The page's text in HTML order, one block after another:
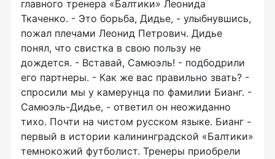
главного тренера «Балтики» Леонида
Ткаченко. - Это борьба, Дидье, - улыбнувшись,
пожал плечами Леонид Петрович. Дидье
понял, что свистка в свою пользу не
дождется. - Вставай, Самюэль! - подбодрили
его партнеры. - Как же вас правильно звать? -
спросили мы у камерунца по фамилии Бианг. -
Самюэль-Дидье, - ответил он неожиданно
тихо. Почти на чистом русском языке. Бианг -
первый в истории калининградской «Балтики»
темнокожий футболист. Тренеры приобрели